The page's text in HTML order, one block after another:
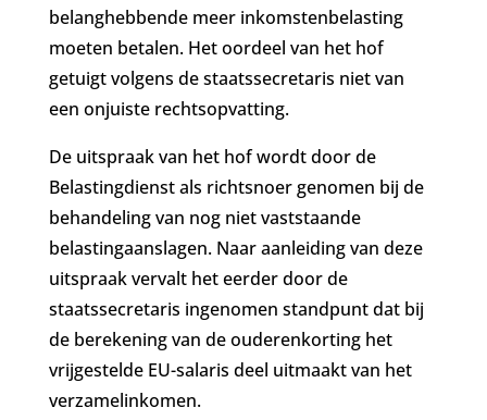
belanghebbende meer inkomstenbelasting
moeten betalen. Het oordeel van het hof
getuigt volgens de staatssecretaris niet van
een onjuiste rechtsopvatting.
De uitspraak van het hof wordt door de
Belastingdienst als richtsnoer genomen bij de
behandeling van nog niet vaststaande
belastingaanslagen. Naar aanleiding van deze
uitspraak vervalt het eerder door de
staatssecretaris ingenomen standpunt dat bij
de berekening van de ouderenkorting het
vrijgestelde EU-salaris deel uitmaakt van het
verzamelinkomen.